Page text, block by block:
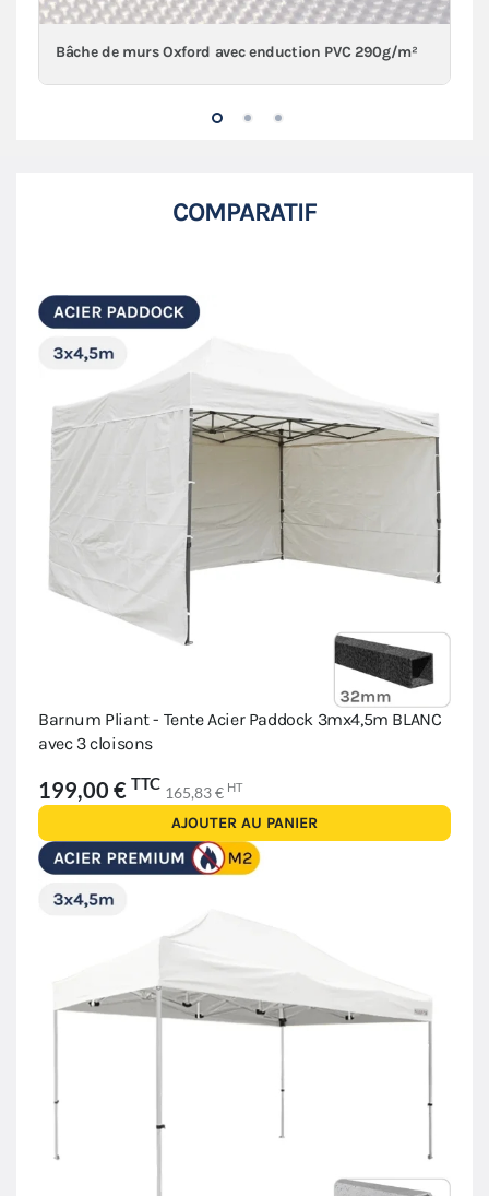
Bâche de murs Oxford avec enduction PVC 290g/m²
COMPARATIF
Barnum Pliant - Tente Acier Paddock 3mx4,5m BLANC
avec 3 cloisons
199,00 € TTC 165,83 € HT
AJOUTER AU PANIER